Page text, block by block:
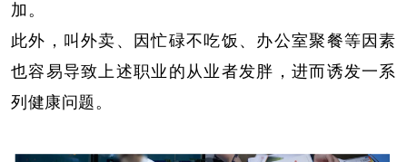
加。
此外，叫外卖、因忙碌不吃饭、办公室聚餐等因素
也容易导致上述职业的从业者发胖，进而诱发一系
列健康问题。